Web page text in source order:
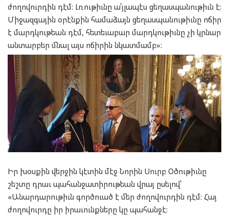
ժողովուրդին դէմ: Լռութիւնը ա՛յլապէս ցեղասպանութիւն է:
Միջազգային օրէնքին համաձայն ցեղասպանութիւնը ոճիր
է մարդկութեան դէմ, հետեւաբար մարդկութիւնը չի կրնար
անտարբեր մնալ այս ոճիրին նկատմամբ»:
Իր խօսքին վերջին կէտին մէջ Նորին Սուրբ Օծութիւնը
շեշտը դրաւ պահանջատիրութեան վրայ ըսելով՝
«Անարդարութիւն գործուած է մեր ժողովուրդին դէմ: Հայ
ժողովուրդը իր իրաւունքները կը պահանջէ: